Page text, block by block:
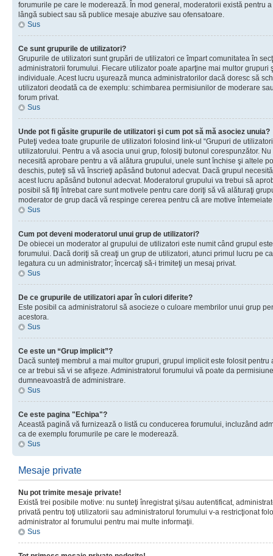
forumurile pe care le moderează. În mod general, moderatorii există pentru
lângă subiect sau să publice mesaje abuzive sau ofensatoare.
Sus
Ce sunt grupurile de utilizatori?
Grupurile de utilizatori sunt grupări de utilizatori ce împart comunitatea în
administratorii forumului. Fiecare utilizator poate aparţine mai multor grupuri
individuale. Acest lucru uşurează munca administratorilor dacă doresc să
utilizatori deodată ca de exemplu: schimbarea permisiunilor de moderare
forum privat.
Sus
Unde pot fi găsite grupurile de utilizatori şi cum pot să mă asociez unuia?
Puteţi vedea toate grupurile de utilizatori folosind link-ul “Grupuri de
utilizatorului. Pentru a vă asocia unui grup, folosiţi butonul corespunzător.
necesită aprobare pentru a vă alătura grupului, unele sunt închise şi altele
deschis, puteţi să vă înscrieţi apăsând butonul adecvat. Dacă grupul
acest lucru apăsând butonul adecvat. Moderatorul grupului va trebui să
posibil să fiţi întrebat care sunt motivele pentru care doriţi să vă alăturaţi
moderator de grup dacă vă respinge cererea pentru că are motive
Sus
Cum pot deveni moderatorul unui grup de utilizatori?
De obiecei un moderator al grupului de utilizatori este numit când grupul
forumului. Dacă doriţi să creaţi un grup de utilizatori, atunci primul lucru pe
legatura cu un administrator; încercaţi să-i trimiteţi un mesaj privat.
Sus
De ce grupurile de utilizatori apar în culori diferite?
Este posibil ca administratorul să asocieze o culoare membrilor unui grup
acestora.
Sus
Ce este un “Grup implicit”?
Dacă sunteţi membrul a mai multor grupuri, grupul implicit este folosit
ce ar trebui să vi se afişeze. Administratorul forumului vă poate da
dumneavoastră de administrare.
Sus
Ce este pagina "Echipa"?
Această pagină vă furnizează o listă cu conducerea forumului, incluzând
ca de exemplu forumurile pe care le moderează.
Sus
Mesaje private
Nu pot trimite mesaje private!
Există trei posibile motive: nu sunteţi înregistrat şi/sau autentificat,
privată pentru toţi utilizatorii sau administratorul forumului v-a restricţionat
administrator al forumului pentru mai multe informaţii.
Sus